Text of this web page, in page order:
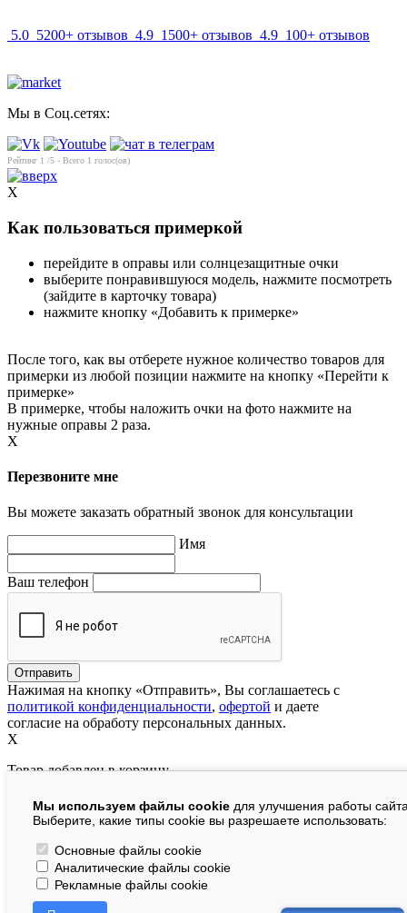
5.0 5200+ отзывов 4.9 1500+ отзывов 4.9 100+ отзывов
Мы в Соц.сетях:
Рейтинг 1 /5 - Всего 1 голос(ов)
Мы используем файлы cookie для улучшения работы
Выберите, какие типы cookie вы разрешаете использовать:
Основные файлы cookie
Аналитические файлы cookie
Рекламные файлы cookie
X
Как пользоваться примеркой
перейдите в оправы или солнцезащитные очки
выберите понравившуюся модель, нажмите посмотреть
(зайдите в карточку товара)
нажмите кнопку «Добавить к примерке»
После того, как вы отберете нужное количество товаров для
примерки из любой позиции нажмите на кнопку «Перейти к
примерке»
В примерке, чтобы наложить очки на фото нажмите на
нужные оправы 2 раза.
X
Перезвоните мне
Вы можете заказать обратный звонок для консультации
Имя
Ваш телефон
Нажимая на кнопку «Отправить», Вы соглашаетесь с
политикой конфиденциальности, офертой и даете
согласие на обработу персональных данных.
X
Товар добавлен в корзину
В корзине:шт.
На сумму:руб.